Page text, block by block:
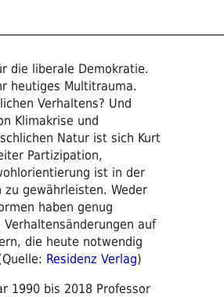
die liberale Demokratie.
heutiges Multitrauma.
Verhaltens? Und
Klimakrise und
Natur ist sich Kurt
Partizipation,
ist in der
zu gewährleisten. Weder
haben genug
auf
die heute notwendig
Residenz Verlag)
1990 bis 2018 Professor